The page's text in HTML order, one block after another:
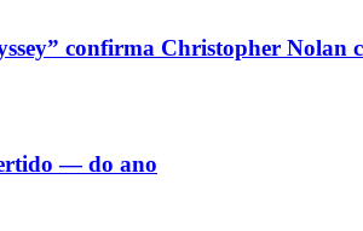
confirma Christopher Nolan
— do ano